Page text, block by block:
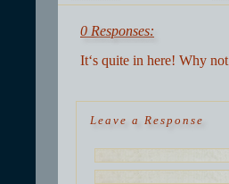
0 Responses:
It‘s quite in here! Why
Leave a Response